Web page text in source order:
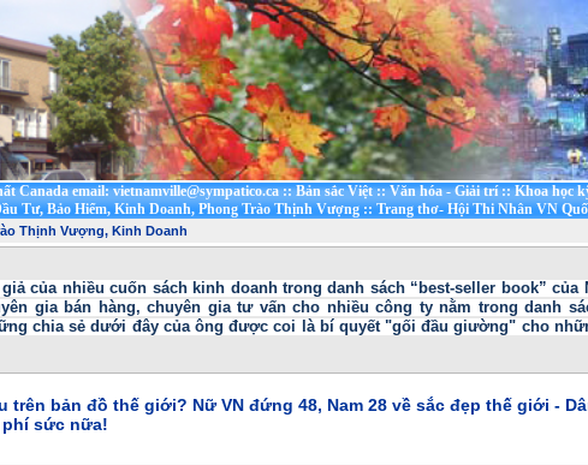
Canada email: vietnamville@sympatico.ca::Bản sắc Việt::Văn hóa - Giải trí::Khoa học
Tư, Bảo Hiểm, Kinh Doanh, Phong Trào Thịnh Vượng::Trang thơ- Hội Thi Nhân VN
Thịnh Vượng, Kinh Doanh
của nhiều cuốn sách kinh doanh trong danh sách “best-seller book”
gia bán hàng, chuyên gia tư vấn cho nhiều công ty nằm trong danh
chia sẻ dưới đây của ông được coi là bí quyết "gối đầu giường" cho
trên bản đồ thế giới? Nữ VN đứng 48, Nam 28 về sắc đẹp thế giới -
sức nữa!